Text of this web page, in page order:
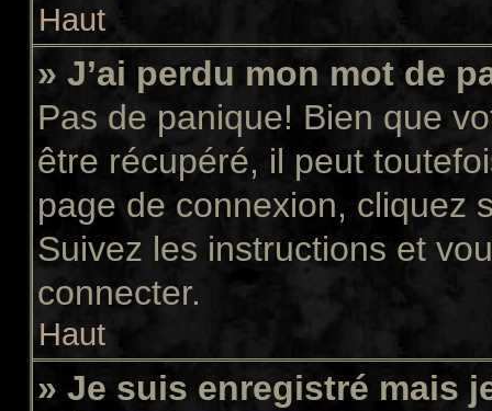
Haut
» J’ai perdu mon mot de
Pas de panique! Bien que
être récupéré, il peut
page de connexion, cliquez
Suivez les instructions et
connecter.
Haut
» Je suis enregistré mais